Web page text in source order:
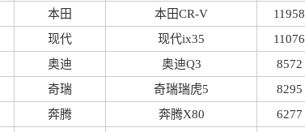
本田 本田CR-V
11958
现代 现代ix35
11076
奥迪 奥迪Q3
8572
奇瑞 奇瑞瑞虎5
8295
奔腾 奔腾X80
6277